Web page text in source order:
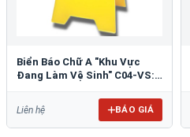
Biển Báo Chữ A "Khu Vực
Đang Làm Vệ Sinh" C04-VS:
Liên hệ BÁO GIÁ